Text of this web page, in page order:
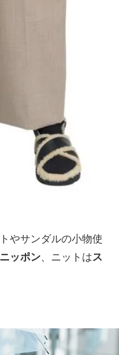
やサンダルの小物使
ッポン、ニットはス